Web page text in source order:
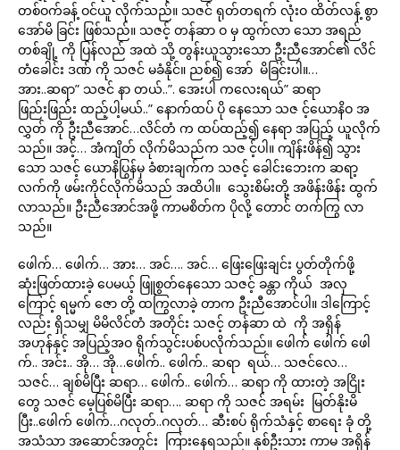
တစ်ဝက်ခန့် ဝင်ယူ လိုက်သည်။ သဇင် ရုတ်တရက် လုံးဝ ထိတ်လန့် စွာ
အော်မိ ခြင်း ဖြစ်သည်။ သဇင့် တန်ဆာ ဝ မှ ထွက်လာ သော အရည်
တစ်ချို့ ကို ပြန်လည် အထဲ သို့ တွန်းယူသွားသော ဦးညီအောင်၏ လိင်
တံခေါင်း ဒဏ် ကို သဇင် မခံနိုင်။ ညစ်၍ အော် မိခြင်းပါ။…
အား..ဆရာ” သဇင် နာ တယ်..”. အေးပါ ကလေးရယ်” ဆရာ
ဖြည်းဖြည်း ထည့်ပါ့မယ်..” နောက်ထပ် ပို နေသော သဇ င့်ယောနိဝ အ
လွှတ် ကို ဦးညီအောင်…လိင်တံ က ထပ်ထည့်၍ နေရာ အပြည့် ယူလိုက်
သည်။ အင့်… အံကျိတ် လိုက်မိသည်က သဇ င့်ပါ။ ကျိန်းဖိန်၍ သွား
သော သဇင့် ယောနိပြွန်မှ ခံစားချက်က သဇင့် ခေါင်းဘေးက ဆရာ့
လက်ကို ဖမ်းကိုင်လိုက်မိသည် အထိပါ။ သွေးစိမ်းတို့ အဖိန်းဖိန်း ထွက်
လာသည်။ ဦးညီအောင်အဖို့ ကာမစိတ်က ပိုလို့ တောင် တက်ကြွ လာ
သည်။
ဖေါက်… ဖေါက်… အား… အင်…. အင်… ဖြေးဖြေးချင်း ပွတ်တိုက်ဖို့
ဆုံးဖြတ်ထားခဲ့ ပေမယ့် ဖြူစွတ်နေသော သဇင့် ခန္တာ ကိုယ် အလှ
ကြောင့် ရမ္မက် ဇော တို့ ထကြွလာခဲ့ တာက ဦးညီအောင်ပါ။ ဒါကြောင့်
လည်း ရှိသမျှ မိမိလိင်တံ အတိုင်း သဇင့် တန်ဆာ ထဲ ကို အရှိန်
အဟုန်နှင့် အပြည့်အဝ ရိုက်သွင်းပစ်ပလိုက်သည်။ ဖေါက် ဖေါက် ဖေါ
က်.. အင်း.. အို… အို…ဖေါက်.. ဖေါက်.. ဆရာ ရယ်… သဇင်လေ…
သဇင်… ချစ်မိပြီး ဆရာ… ဖေါက်.. ဖေါက်… ဆရာ ကို ထားတဲ့ အငြိုး
တွေ သဇင် မေ့ပြစ်မိပြီး ဆရာ…. ဆရာ ကို သဇင် အရမ်း မြတ်နိုးမိ
ပြီး..ဖေါက် ဖေါက်…ဂလုတ်..ဂလုတ်… ဆီးစပ် ရိုက်သံနှင့် စာရေး ခုံ တို့
အသံသာ အဆောင်အတွင်း ကြားနေရသည်။ နှစ်ဦးသား ကာမ အရှိန်